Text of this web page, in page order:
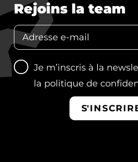
Rejoins la team
Je m’inscris à la
la politique de